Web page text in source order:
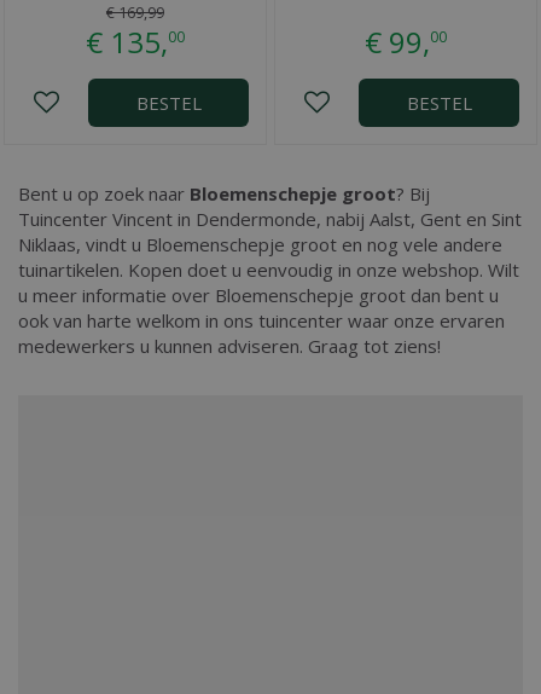
€169,99
€ 135,00
BESTEL
€ 99,00
BESTEL
Bent u op zoek naar Bloemenschepje groot? Bij
Tuincenter Vincent in Dendermonde, nabij Aalst, Gent en Sint
Niklaas, vindt u Bloemenschepje groot en nog vele andere
tuinartikelen. Kopen doet u eenvoudig in onze webshop. Wilt
u meer informatie over Bloemenschepje groot dan bent u
ook van harte welkom in ons tuincenter waar onze ervaren
medewerkers u kunnen adviseren. Graag tot ziens!